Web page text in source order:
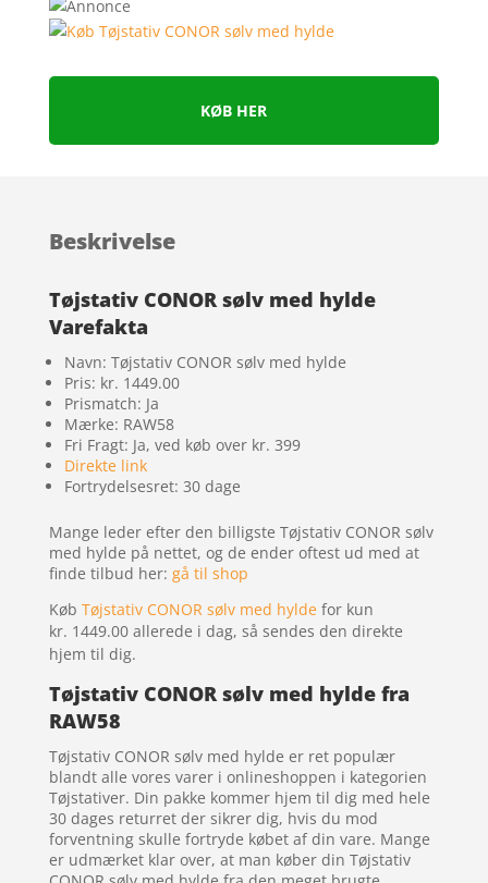
KØB HER
Beskrivelse
Tøjstativ CONOR sølv med hylde
Varefakta
Navn: Tøjstativ CONOR sølv med hylde
Pris: kr. 1449.00
Prismatch: Ja
Mærke: RAW58
Fri Fragt: Ja, ved køb over kr. 399
Direkte link
Fortrydelsesret: 30 dage
Mange leder efter den billigste Tøjstativ CONOR sølv
med hylde på nettet, og de ender oftest ud med at
finde tilbud her: gå til shop
Køb Tøjstativ CONOR sølv med hyldefor kun
kr. 1449.00 allerede i dag, så sendes den direkte
hjem til dig.
Tøjstativ CONOR sølv med hylde fra
RAW58
Tøjstativ CONOR sølv med hylde er ret populær
blandt alle vores varer i onlineshoppen i kategorien
Tøjstativer. Din pakke kommer hjem til dig med hele
30 dages returret der sikrer dig, hvis du mod
forventning skulle fortryde købet af din vare. Mange
er udmærket klar over, at man køber din Tøjstativ